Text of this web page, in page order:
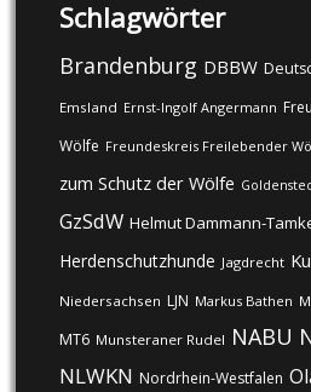
Schlagwörter
Brandenburg DBBW
Emsland Ernst-Ingolf Angermann
Wölfe Freundeskreis Freilebender
zum Schutz der Wölfe
GzSdW Helmut Dammann-
Herdenschutzhunde Jagdrecht
Niedersachsen LJN Markus Bathen
MT6 Munsteraner Rudel NABU
NLWKN Nordrhein-Westfalen